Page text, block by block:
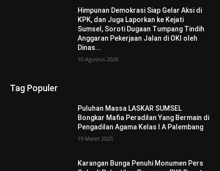
Himpunan Demokrasi Siap Gelar Aksi di
KPK, dan Juga Laporkan ke Kejati
Sumsel, Soroti Dugaan Tumpang Tindih
Anggaran Pekerjaan Jalan di OKI oleh
Dinas...
10 Agustus 2026
Tag Populer
Puluhan Massa LASKAR SUMSEL
Bongkar Mafia Peradilan Yang Bermain di
Pengadilan Agama Kelas I A Palembang
19 Maret 2025
Karangan Bunga Penuhi Monumen Pers